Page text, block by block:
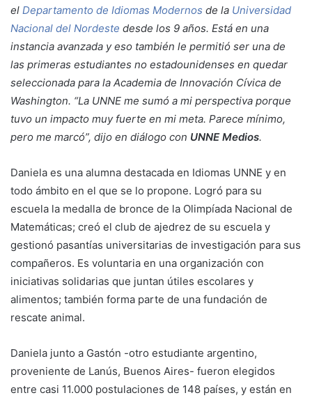
el Departamento de Idiomas Modernos de la Universidad
Nacional del Nordeste desde los 9 años. Está en una
instancia avanzada y eso también le permitió ser una de
las primeras estudiantes no estadounidenses en quedar
seleccionada para la Academia de Innovación Cívica de
Washington. “La UNNE me sumó a mi perspectiva porque
tuvo un impacto muy fuerte en mi meta. Parece mínimo,
pero me marcó”, dijo en diálogo con UNNE Medios.
Daniela es una alumna destacada en Idiomas UNNE y en
todo ámbito en el que se lo propone. Logró para su
escuela la medalla de bronce de la Olimpíada Nacional de
Matemáticas; creó el club de ajedrez de su escuela y
gestionó pasantías universitarias de investigación para sus
compañeros. Es voluntaria en una organización con
iniciativas solidarias que juntan útiles escolares y
alimentos; también forma parte de una fundación de
rescate animal.
Daniela junto a Gastón -otro estudiante argentino,
proveniente de Lanús, Buenos Aires- fueron elegidos
entre casi 11.000 postulaciones de 148 países, y están en